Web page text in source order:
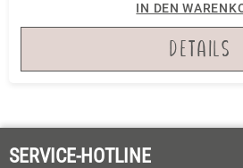
Lieblingsgetränk stilvoll und
Trinkglas.
IN DEN
DETAILS
SERVICE-HOTLINE